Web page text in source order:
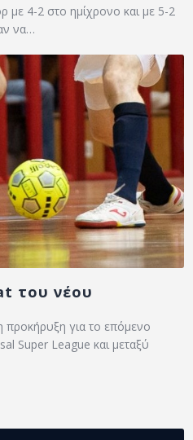
με 4-2 στο ημίχρονο και με 5-2
να…
του νέου
προκήρυξη για το επόμενο
Super League και μεταξύ